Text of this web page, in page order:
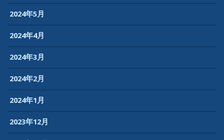
2024年5月
2024年4月
2024年3月
2024年2月
2024年1月
2023年12月